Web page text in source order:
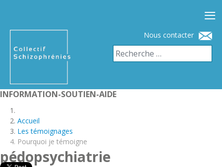
Nous contacter
INFORMATION-SOUTIEN-AIDE
Accueil
Les témoignages
Pourquoi je témoigne
pédopsychiatrie
≡